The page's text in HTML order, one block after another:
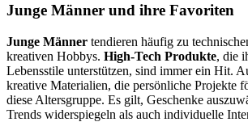
Junge Männer und ihre Favoriten
Junge Männer tendieren häufig zu
kreativen Hobbys. High-Tech Produkte, die
Lebensstile unterstützen, sind immer ein Hit.
kreative Materialien, die persönliche Projekte
diese Altersgruppe. Es gilt, Geschenke
Trends widerspiegeln als auch individuelle